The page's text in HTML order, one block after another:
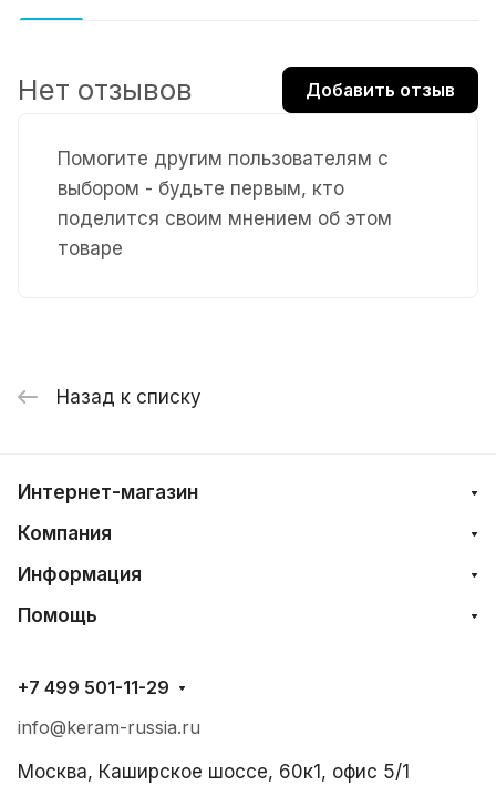
Помогите другим пользователям с
выбором - будьте первым, кто
поделится своим мнением об этом
товаре
Нет отзывов Добавить отзыв
Назад к списку
Интернет-магазин
Компания
Информация
Помощь
+7 499 501-11-29
info@keram-russia.ru
Москва, Каширское шоссе, 60к1, офис 5/1